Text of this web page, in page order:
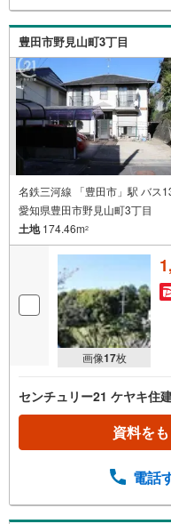
す。◎個別FP相
ーン・資金のご相
という方も大歓迎
しているオープン
ます。ぜひお気軽
当社のみ、もしく
オープンハウス・
豊田市野見山町3丁目
名鉄三河線 「豊田市」駅 バス
愛知県豊田市野見山町3丁目
土地174.46m2
画像17枚
センチュリー21 ケヤキ住
資料を
電話